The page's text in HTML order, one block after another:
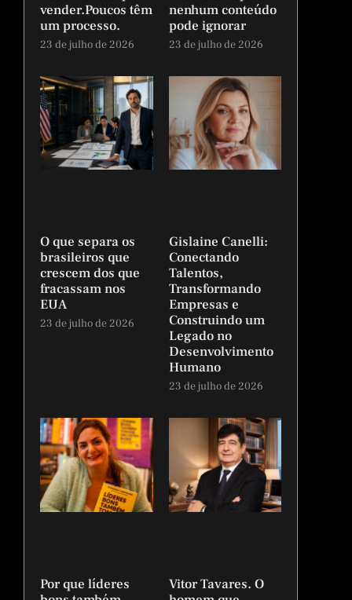
vender.Poucos têm
um processo.
23 de julho de 2026
nenhum conteúdo
pode ignorar
23 de julho de 2026
O que separa os
brasileiros que
crescem dos que
fracassam nos
EUA
23 de julho de 2026
Gislaine Canelli:
Conectando
Talentos,
Transformando
Empresas e
Construindo um
Legado no
Desenvolvimento
Humano
23 de julho de 2026
Por que líderes
Vitor Tavares. O